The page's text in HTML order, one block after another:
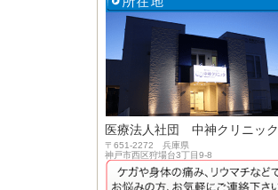
医療法人社団 中神クリニック
〒651-2272 兵庫県
神戸市西区狩場台3丁目9-8